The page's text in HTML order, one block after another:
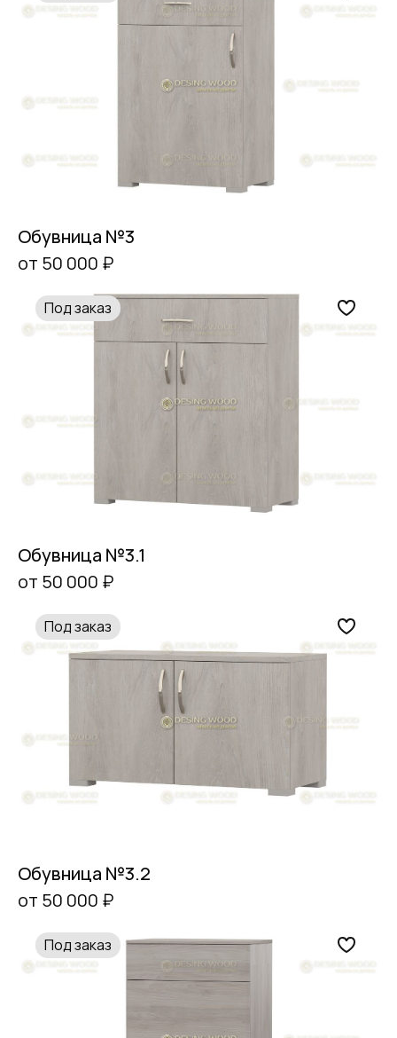
Обувница №3
от 50 000 ₽
Под заказ
Обувница №3.1
от 50 000 ₽
Под заказ
Обувница №3.2
от 50 000 ₽
Под заказ